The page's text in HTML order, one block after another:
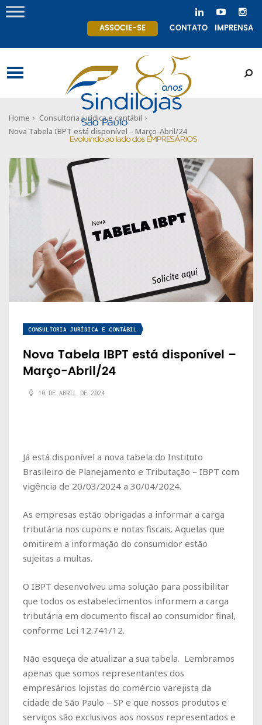
ASSOCIE-SE CONTATO IMPRENSA
Home
Consultoria jurídica e contábil
Nova Tabela IBPT está disponível – Março-Abril/24
CONSULTORIA JURÍDICA E CONTÁBIL
Nova Tabela IBPT está disponível –
Março-Abril/24
10 DE ABRIL DE 2024
Já está disponível a nova tabela do Instituto
Brasileiro de Planejamento e Tributação – IBPT com
vigência de 20/03/2024 a 30/04/2024.
As empresas estão obrigadas a informar a carga
tributária nos cupons e notas fiscais. Aquelas que
omitirem a informação do consumidor estão
sujeitas a multas.
O IBPT desenvolveu uma solução para possibilitar
que todos os estabelecimentos informem a carga
tributária em documento fiscal ao consumidor final,
conforme Lei 12.741/12.
Não esqueça de atualizar a sua tabela. Lembramos
apenas que somos representantes dos
empresários lojistas do comércio varejista da
cidade de São Paulo – SP e que nossos produtos e
serviços são exclusivos aos nossos representados e